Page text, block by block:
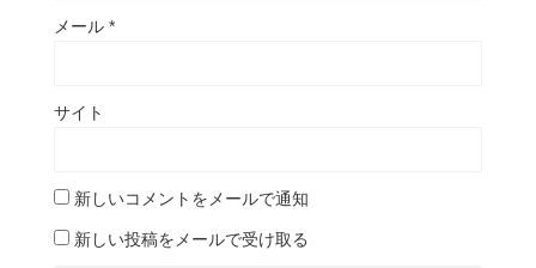
メール *
サイト
新しいコメントをメールで通知
新しい投稿をメールで受け取る